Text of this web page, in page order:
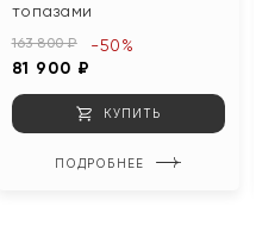
топазами
163 800 ₽
81 900 ₽
-50%
КУПИТЬ
ПОДРОБНЕЕ